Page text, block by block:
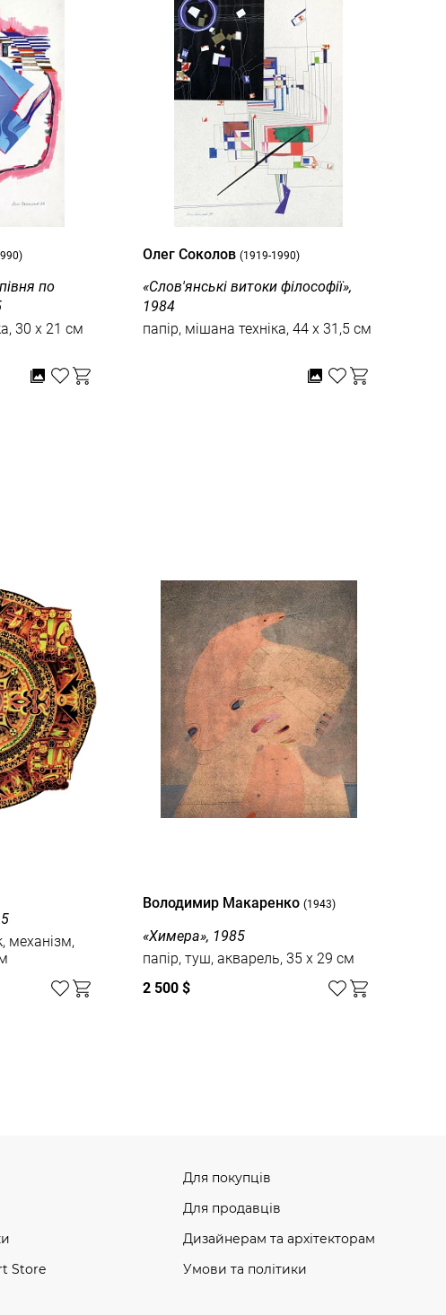
по
30 x 21 см
Олег Соколов (1919-1990)
«Слов'янські витоки філософії»,
1984
папір, мішана техніка, 44 x 31,5 см
механізм,
Володимир Макаренко (1943)
«Химера», 1985
папір, туш, акварель, 35 x 29 см
2 500 $
Store
Для покупців
Для продавців
Дизайнерам та архітекторам
Умови та політики